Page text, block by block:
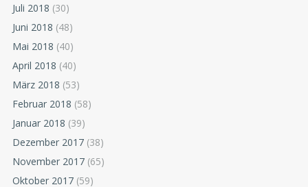
Juli 2018 (30)
Juni 2018 (48)
Mai 2018 (40)
April 2018 (40)
März 2018 (53)
Februar 2018 (58)
Januar 2018 (39)
Dezember 2017 (38)
November 2017 (65)
Oktober 2017 (59)